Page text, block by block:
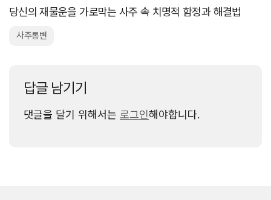
당신의 재물운을 가로막는 사주 속 치명적 함정과 해결법
사주통변
답글 남기기
댓글을 달기 위해서는 로그인해야합니다.